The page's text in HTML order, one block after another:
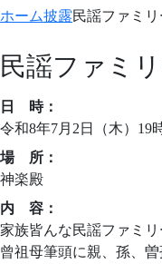
ホーム披露民謡ファミ
民謡ファミ
日 時：
令和8年7月2日（木）19
場 所：
神楽殿
内 容：
家族皆んな民謡ファミリ
曾祖母筆頭に親、孫、